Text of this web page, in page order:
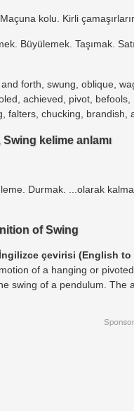
kolu. Kirli
Büyülemek. Taşımak.
forth, swung, oblique,
achieved, pivot,
falters, chucking, brandish,
Swing kelime anlamı
Durmak. ...olarak
of Swing
çevirisi (English to
of a hanging or
swing of a pendulum.